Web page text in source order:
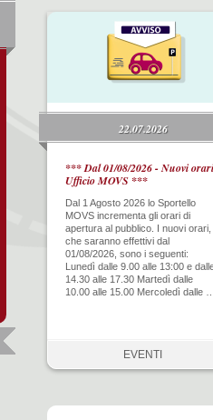
22.07.2026
*** Dal 01/08/2026 - Nuovi orari
Ufficio MOVS ***
Dal 1 Agosto 2026 lo Sportello
MOVS incrementa gli orari di
apertura al pubblico. I nuovi orari,
che saranno effettivi dal
01/08/2026, sono i seguenti:
Lunedì dalle 9.00 alle 13:00 e
14.30 alle 17.30 Martedì dalle
10.00 alle 15.00 Mercoledì dalle
EVENTI